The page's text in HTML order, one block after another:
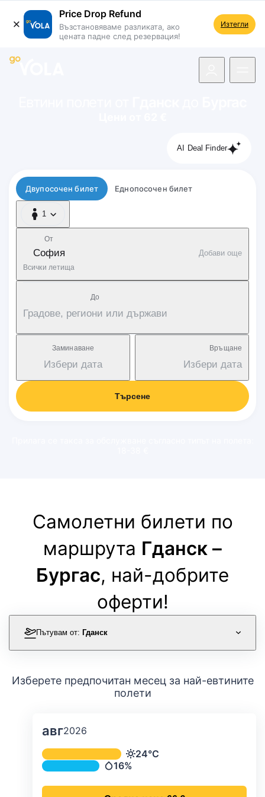
Price Drop Refund
Възстановяваме разликата, ако
цената падне след резервация!
Изтегли
AI Deal Finder
Тип полет
Двупосочен билет Еднопосочен билет
1
1 Пътник
От
София
Всички летища
Добави още
Дo
Градове, региони или държави
Заминаване
Избери дата
Връщане
Избери дата
Търсене
Самолетни билети по
маршрута Гданск –
Бургас, най-добрите
оферти!
Пътувам от: Гданск
Изберете предпочитан месец за най-евтините
полети
авг2026
Средна месечна температура и
Температура
24°C
Валежи
16%